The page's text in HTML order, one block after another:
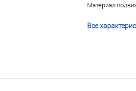
Материал
Все